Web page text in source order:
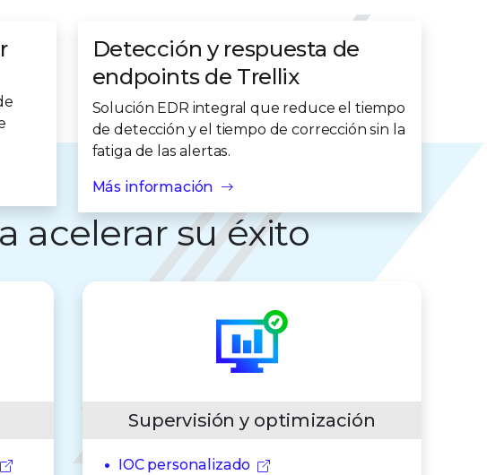
Detección y respuesta de
endpoints de Trellix
Solución EDR integral que reduce el tiempo
de detección y el tiempo de corrección sin la
fatiga de las alertas.
Más información
acelerar su éxito
Supervisión y optimización
IOC personalizado